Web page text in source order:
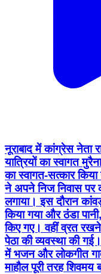
नूराबाद में कांग्रेस नेता
यात्रियों का स्वागत
का स्वागत-सत्कार
ने अपने निज निवास पर
लगाया। इस दौरान
किया गया और ठंडा
किए गए। वहीं व्रत
पेठा की व्यवस्था की
में भजन और लोकगीत
माहौल पूरी तरह